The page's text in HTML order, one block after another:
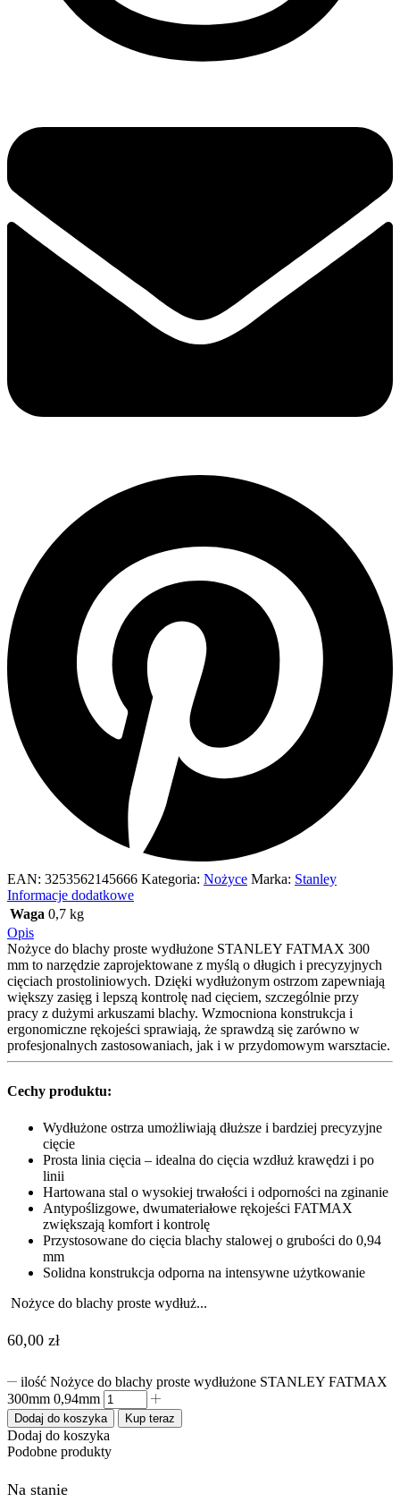
EAN: 3253562145666 Kategoria: Nożyce Marka: Stanley
Informacje dodatkowe
Waga 0,7 kg
Opis
Nożyce do blachy proste wydłużone STANLEY FATMAX 300
mm to narzędzie zaprojektowane z myślą o długich i precyzyjnych
cięciach prostoliniowych. Dzięki wydłużonym ostrzom zapewniają
większy zasięg i lepszą kontrolę nad cięciem, szczególnie przy
pracy z dużymi arkuszami blachy. Wzmocniona konstrukcja i
ergonomiczne rękojeści sprawiają, że sprawdzą się zarówno w
profesjonalnych zastosowaniach, jak i w przydomowym warsztacie.
Cechy produktu:
Wydłużone ostrza umożliwiają dłuższe i bardziej precyzyjne
cięcie
Prosta linia cięcia – idealna do cięcia wzdłuż krawędzi i po
linii
Hartowana stal o wysokiej trwałości i odporności na zginanie
Antypoślizgowe, dwumateriałowe rękojeści FATMAX
zwiększają komfort i kontrolę
Przystosowane do cięcia blachy stalowej o grubości do 0,94
mm
Solidna konstrukcja odporna na intensywne użytkowanie
Nożyce do blachy proste wydłuż...
60,00 zł
ilość Nożyce do blachy proste wydłużone STANLEY FATMAX
300mm 0,94mm
Dodaj do koszyka Kup teraz
Dodaj do koszyka
Podobne produkty
Na stanie